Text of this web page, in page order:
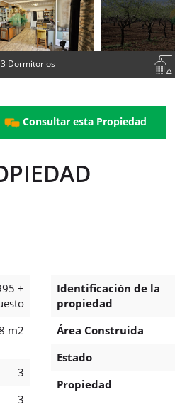
3 Dormitorios
Consultar esta Propiedad
+
m2
3
3
Identificación de la
propiedad
Área Construida
Estado
Propiedad